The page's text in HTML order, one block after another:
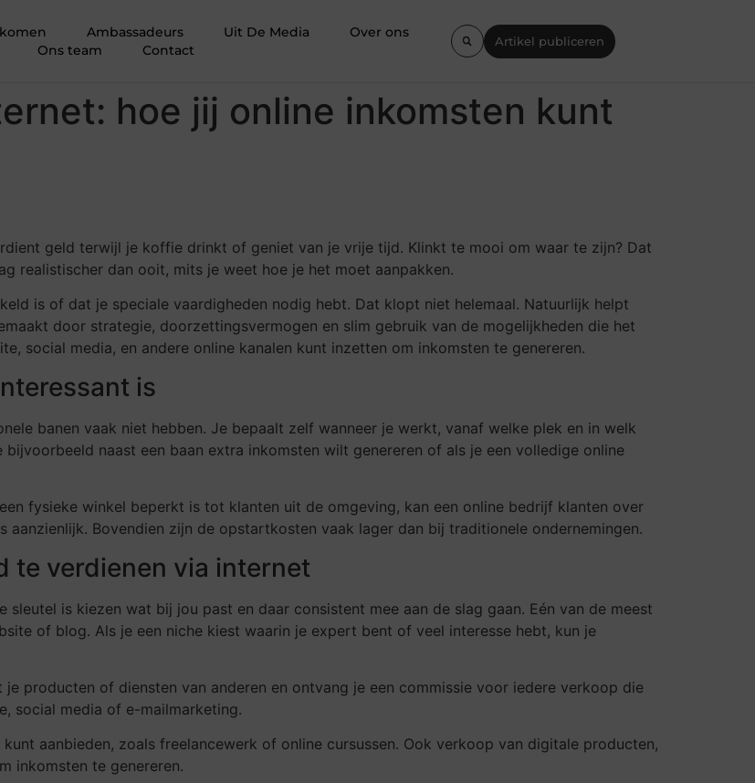
Ambassadeurs Uit De Media
Over ons
Ons team
Contact
Artikel publiceren
hoe jij online inkomsten kunt
geld terwijl je koffie drinkt of geniet van je vrije tijd. Klinkt te mooi om waar te zijn? Dat
realistischer dan ooit, mits je weet hoe je het moet aanpakken.
is of dat je speciale vaardigheden nodig hebt. Dat klopt niet helemaal. Natuurlijk helpt
door strategie, doorzettingsvermogen en slim gebruik van de mogelijkheden die het
social media, en andere online kanalen kunt inzetten om inkomsten te genereren.
is
banen vaak niet hebben. Je bepaalt zelf wanneer je werkt, vanaf welke plek en in welk
naast een baan extra inkomsten wilt genereren of als je een volledige online
fysieke winkel beperkt is tot klanten uit de omgeving, kan een online bedrijf klanten over
Bovendien zijn de opstartkosten vaak lager dan bij traditionele ondernemingen.
te verdienen via internet
is kiezen wat bij jou past en daar consistent mee aan de slag gaan. Eén van de meest
of blog. Als je een niche kiest waarin je expert bent of veel interesse hebt, kun je
producten of diensten van anderen en ontvang je een commissie voor iedere verkoop die
social media of e-mailmarketing.
aanbieden, zoals freelancewerk of online cursussen. Ook verkoop van digitale producten,
inkomsten te genereren.